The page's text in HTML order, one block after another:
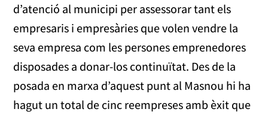
d’atenció al municipi per assessorar tant els
empresaris i empresàries que volen vendre la
seva empresa com les persones emprenedores
disposades a donar-los continuïtat. Des de la
posada en marxa d’aquest punt al Masnou hi ha
hagut un total de cinc reempreses amb èxit que